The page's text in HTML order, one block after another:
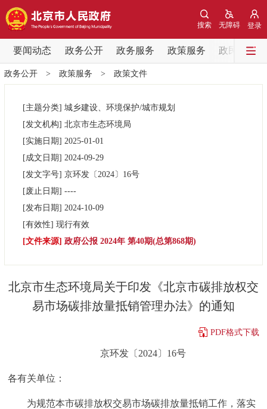
登录
无障碍
搜索
要闻动态 政务公开 政务服务 政策服务 政民互动
要闻动态
党中央精神 国务院信息
北京要闻 会议信息
政务公开
市领导
政策兑现 政策解读
决策公开 专题公开
政务服务
便民服务
政务公开> 政策服务 > 政策文件
[主题分类] 城乡建设、环境保护/城市规划
[发文机构] 北京市生态环境局
[实施日期] 2025-01-01
[成文日期] 2024-09-29
[发文字号] 京环发〔2024〕 16号
[废止日期] ----
[发布日期] 2024-10-09
[有效性] 现行有效
[文件来源] 政府公报 2024年 第40期(总第868期)
北京市生态环境局关于印发《北京市碳排放权交
易市场碳排放量抵销管理办法》的通知
PDF格式下载
京环发〔2024〕16号
各有关单位：
为规范本市碳排放权交易市场碳排放量抵销工作，落实